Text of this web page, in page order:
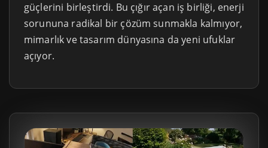
güçlerini birleştirdi. Bu çığır açan iş birliği, enerji
sorununa radikal bir çözüm sunmakla kalmıyor,
mimarlık ve tasarım dünyasına da yeni ufuklar
açıyor.